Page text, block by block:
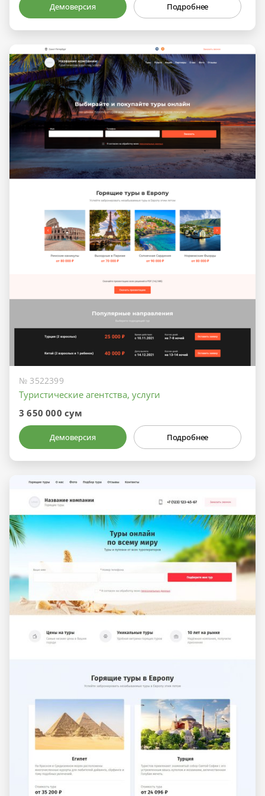
Демоверсия Подробнее
№ 3522399
Туристические агентства, услуги
3 650 000 сум
Демоверсия Подробнее